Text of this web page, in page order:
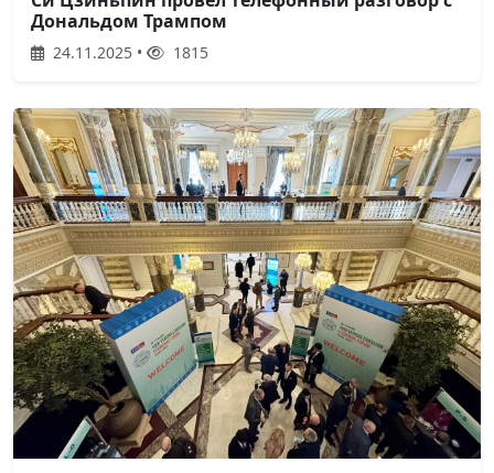
Дональдом Трампом
24.11.2025 • 1815